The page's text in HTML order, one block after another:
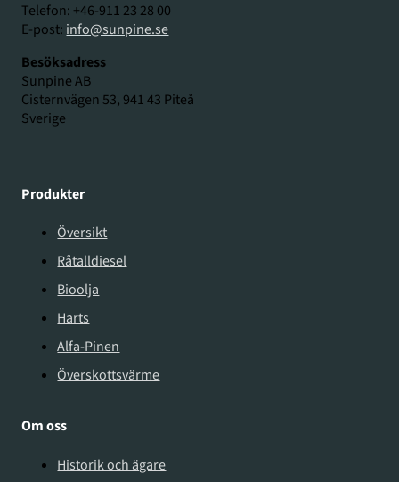
Telefon: +46-911 23 28 00
E-post: info@sunpine.se
Besöksadress
Sunpine AB
Cisternvägen 53, 941 43 Piteå
Sverige
Produkter
Översikt
Råtalldiesel
Bioolja
Harts
Alfa-Pinen
Överskottsvärme
Om oss
Historik och ägare